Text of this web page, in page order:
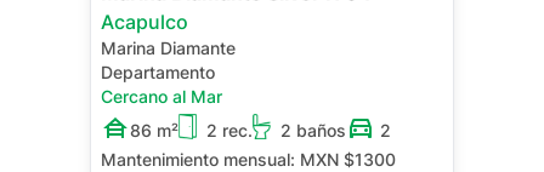
Acapulco
Marina Diamante
Departamento
Cercano al Mar
86 m²
2 rec. 2 baños
2
Mantenimiento mensual: MXN $1300